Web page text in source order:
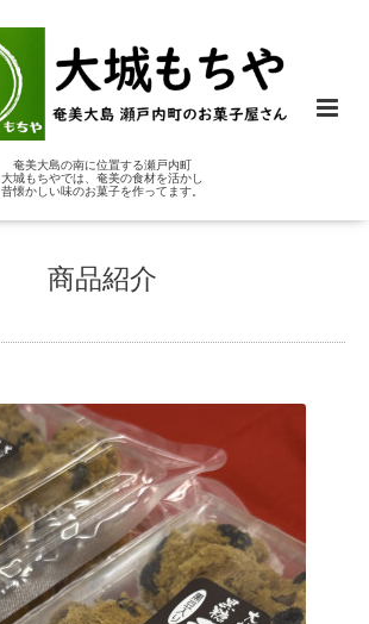
奄美大島の南に位置する瀬戸内町
大城もちやでは、奄美の食材を活かし
昔懐かしい味のお菓子を作ってます。
商品紹介